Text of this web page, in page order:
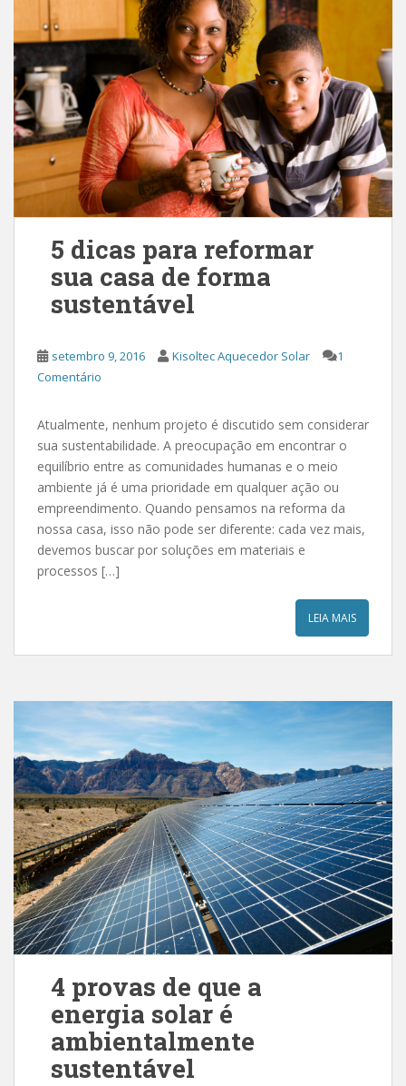
5 dicas para reformar
sua casa de forma
sustentável
setembro 9, 2016 Kisoltec Aquecedor Solar
1
Comentário
Atualmente, nenhum projeto é discutido sem considerar
sua sustentabilidade. A preocupação em encontrar o
equilíbrio entre as comunidades humanas e o meio
ambiente já é uma prioridade em qualquer ação ou
empreendimento. Quando pensamos na reforma da
nossa casa, isso não pode ser diferente: cada vez mais,
devemos buscar por soluções em materiais e
processos […]
LEIA MAIS
4 provas de que a
energia solar é
ambientalmente
sustentável